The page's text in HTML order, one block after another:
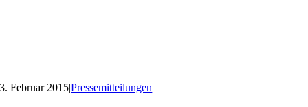
3. Februar 2015|Pressemitteilungen|